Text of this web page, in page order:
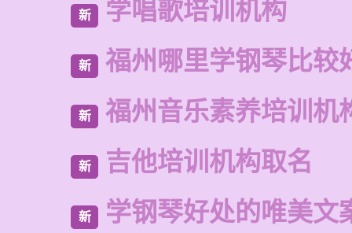
新 学唱歌培训机构
新 福州哪里学钢琴比较
新 福州音乐素养培训机
新 吉他培训机构取名
新 学钢琴好处的唯美文